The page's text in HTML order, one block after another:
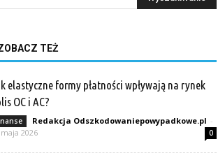
TEŻ
elastyczne formy płatności wpływają na rynek
OC i AC?
Redakcja Odszkodowaniepowypadkowe.pl -
2026
0